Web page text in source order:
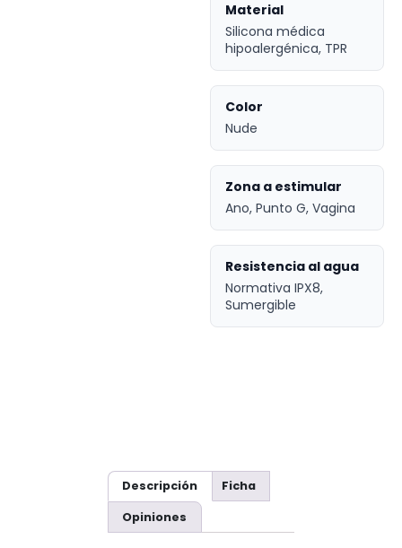
Material
Silicona médica
hipoalergénica, TPR
Color
Nude
Zona a estimular
Ano, Punto G, Vagina
Resistencia al agua
Normativa IPX8,
Sumergible
Descripción Ficha
Opiniones